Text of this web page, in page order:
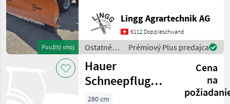
Použitý stroj
komponenty Snehový pluh
Lingg Agrartechnik AG
6112 Doppleschwand
Ostatné
traktorové
komponenty
/ Hauer
Prémiový Plus predajca
Hauer
Schneepflug
SRS-3L 280
Cena
na
280 cm